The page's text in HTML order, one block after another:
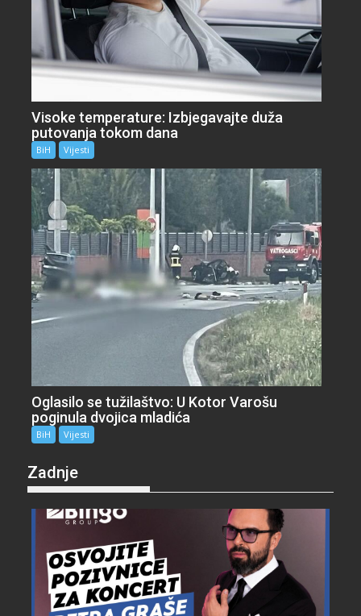
Visoke temperature: Izbjegavajte duža
putovanja tokom dana
BiH Vijesti
Oglasilo se tužilaštvo: U Kotor Varošu
poginula dvojica mladića
BiH Vijesti
Zadnje